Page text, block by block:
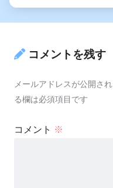
コメントを残す
メールアドレスが公開さ
る欄は必須項目です
コメント ※